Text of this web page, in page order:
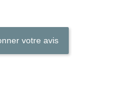
votre avis